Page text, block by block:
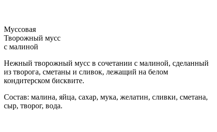
Муссовая
Творожный мусс
с малиной
Нежный творожный мусс в сочетании с малиной, сделанный
из творога, сметаны и сливок, лежащий на белом
кондитерском бисквите.
Состав: малина, яйца, сахар, мука, желатин, сливки, сметана,
сыр, творог, вода.